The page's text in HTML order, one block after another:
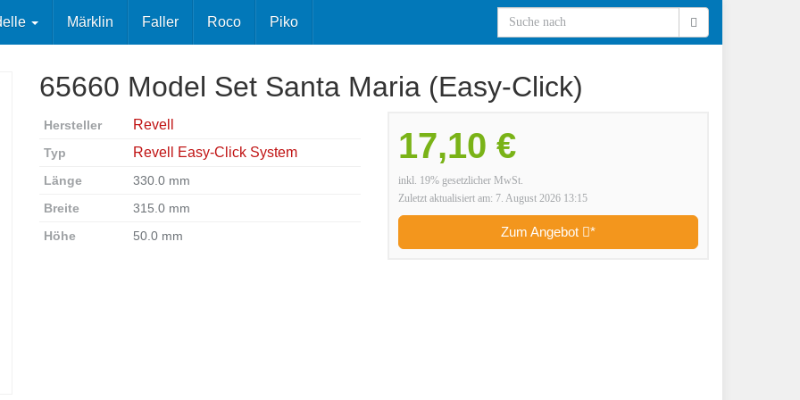
Märklin Faller Roco Piko
65660 Model Set Santa Maria (Easy-Click)
17,10 €
inkl. 19% gesetzlicher MwSt.
Zuletzt aktualisiert am: 7. August 2026 13:15
Zum Angebot *
Hersteller Revell
Typ Revell Easy-Click System
Länge
330.0 mm
Breite
315.0 mm
Höhe
50.0 mm